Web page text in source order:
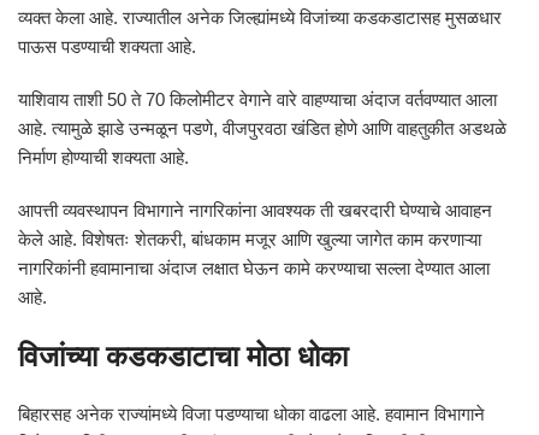
व्यक्त केला आहे. राज्यातील अनेक जिल्ह्यांमध्ये विजांच्या कडकडाटासह मुसळधार
पाऊस पडण्याची शक्यता आहे.
याशिवाय ताशी 50 ते 70 किलोमीटर वेगाने वारे वाहण्याचा अंदाज वर्तवण्यात आला
आहे. त्यामुळे झाडे उन्मळून पडणे, वीजपुरवठा खंडित होणे आणि वाहतुकीत अडथळे
निर्माण होण्याची शक्यता आहे.
आपत्ती व्यवस्थापन विभागाने नागरिकांना आवश्यक ती खबरदारी घेण्याचे आवाहन
केले आहे. विशेषतः शेतकरी, बांधकाम मजूर आणि खुल्या जागेत काम करणाऱ्या
नागरिकांनी हवामानाचा अंदाज लक्षात घेऊन कामे करण्याचा सल्ला देण्यात आला
आहे.
विजांच्या कडकडाटाचा मोठा धोका
बिहारसह अनेक राज्यांमध्ये विजा पडण्याचा धोका वाढला आहे. हवामान विभागाने